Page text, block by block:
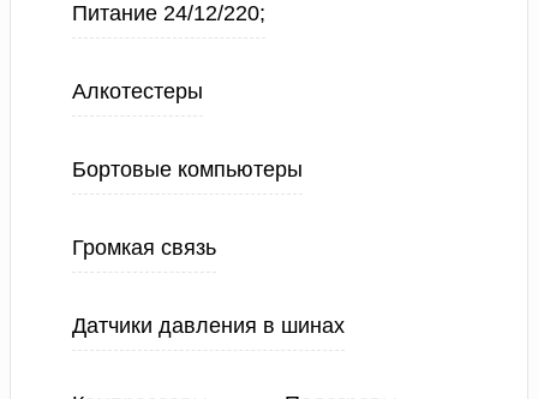
Питание 24/12/220;
Алкотестеры
Бортовые компьютеры
Громкая связь
Датчики давления в шинах